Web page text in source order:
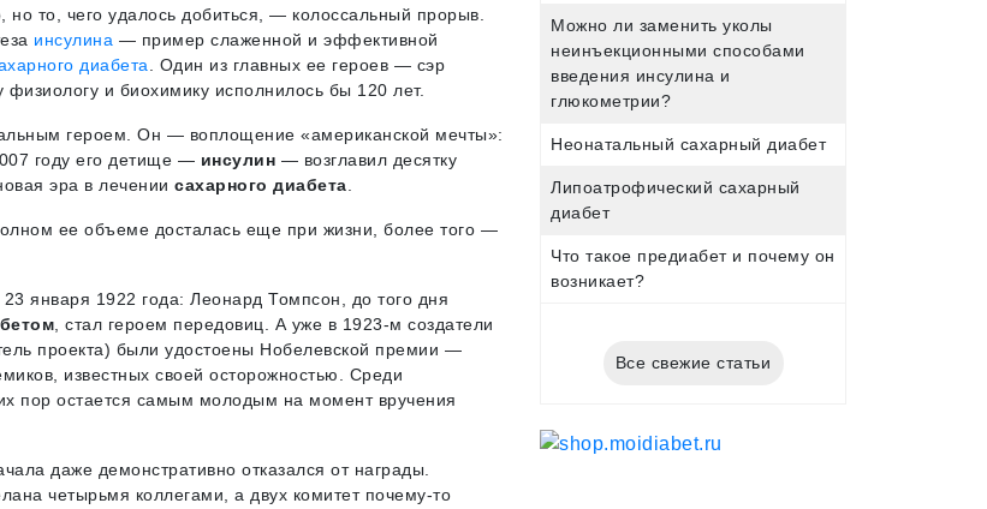
то, чего удалось добиться, — колоссальный прорыв.
инсулина — пример слаженной и эффективной
диабета . Один из главных ее героев — сэр
и биохимику исполнилось бы 120 лет.
героем. Он — воплощение «американской мечты»:
году его детище — инсулин — возглавил десятку
эра в лечении сахарного диабета
ее объеме досталась еще при жизни, более того —
23 января 1922 года: Леонард Томпсон, до того дня
, стал героем передовиц. А уже в 1923-м создатели
проекта) были удостоены Нобелевской премии —
известных своей осторожностью. Среди
пор остается самым молодым на момент вручения
даже демонстративно отказался от награды.
четырьмя коллегами, а двух комитет почему-то
Можно ли заменить уколы
неинъекционными способами
введения инсулина и
глюкометрии?
Неонатальный сахарный диабет
Липоатрофический сахарный
диабет
Что такое предиабет и почему он
возникает?
Все свежие статьи